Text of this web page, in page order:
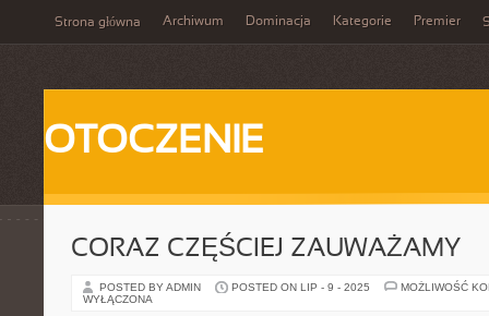
Strona główna Archiwum Dominacja Kategorie Premier
OTOCZENIE
CORAZ CZĘŚCIEJ ZAUWAŻAMY
POSTED BY ADMIN POSTED ON LIP - 9 - 2025
MOŻLIWOŚĆ
WYŁĄCZONA